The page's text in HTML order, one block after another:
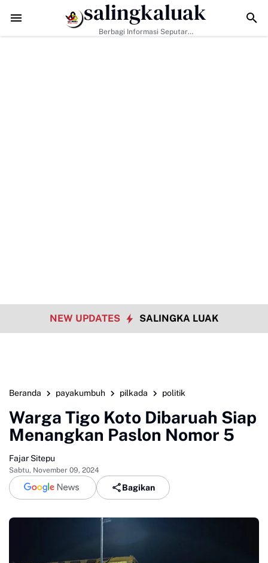
Kesadaran Warga soal Ketertiban Sukses Digelar, Ratusan
salingkaluak
Berbagi Informasi Seputar
NEW UPDATES SALINGKA LUAK
Beranda payakumbuh pilkada politik
Warga Tigo Koto Dibaruah Siap
Menangkan Paslon Nomor 5
Fajar Sitepu
Sabtu, November 09, 2024
Bagikan